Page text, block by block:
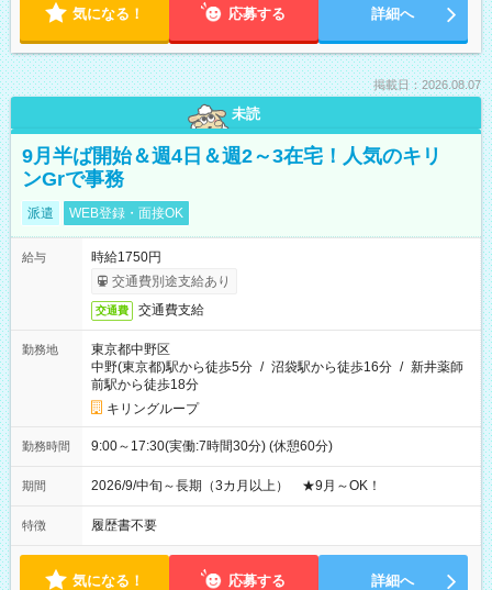
気になる！ 応募する 詳細へ
掲載日：2026.08.07
未読
9月半ば開始＆週4日＆週2～3在宅！人気のキリ
ンGrで事務
派遣 WEB登録・面接OK
給与
時給1750円
交通費別途支給あり
交通費 交通費支給
勤務地
東京都中野区
中野(東京都)駅から徒歩5分 / 沼袋駅から徒歩16分 / 新井薬師
前駅から徒歩18分
キリングループ
勤務時間 9:00～17:30(実働:7時間30分) (休憩60分)
期間 2026/9/中旬～長期（3カ月以上） ★9月～OK！
特徴 履歴書不要
気になる！ 応募する 詳細へ